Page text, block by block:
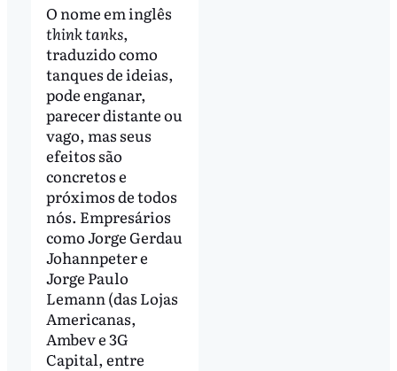
O nome em inglês
think tanks,
traduzido como
tanques de ideias,
pode enganar,
parecer distante ou
vago, mas seus
efeitos são
concretos e
próximos de todos
nós. Empresários
como Jorge Gerdau
Johannpeter e
Jorge Paulo
Lemann (das Lojas
Americanas,
Ambev e 3G
Capital, entre